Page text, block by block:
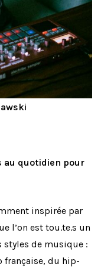
au quotidien pour
inspirée par
l’on est tou.te.s un
styles de musique :
française, du hip-